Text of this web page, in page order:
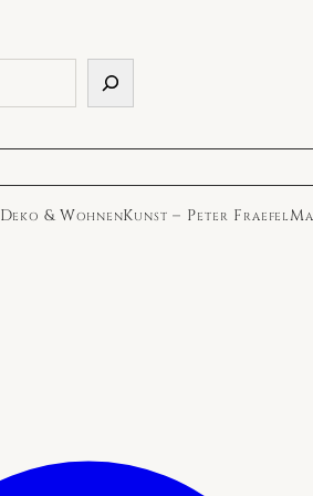
Deko & WohnenKunst – Peter Fraefel